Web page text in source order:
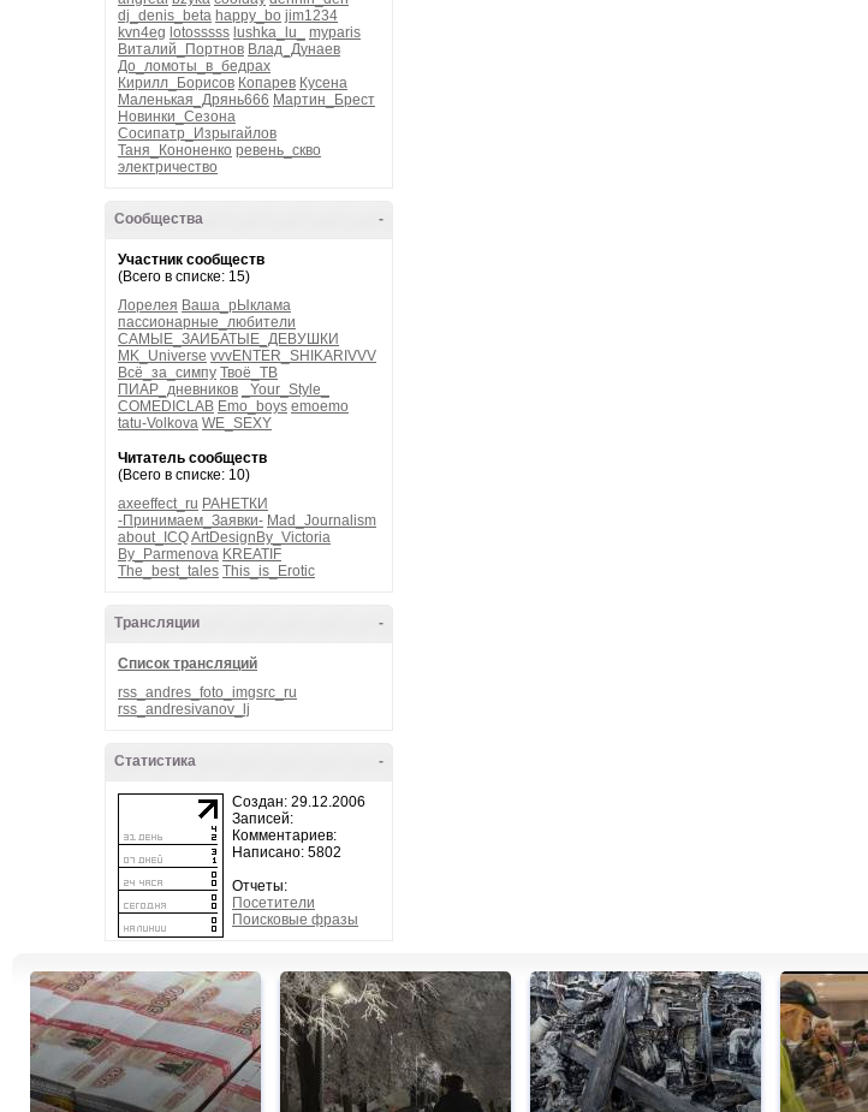
dj_denis_beta happy_bo jim1234
kvn4eg lotosssss lushka_lu_
myparis
Виталий_Портнов Влад_Дунаев
До_ломоты_в_бедрах
Кирилл_Борисов Копарев Кусена
Маленькая_Дрянь666 Мартин_Брест
Новинки_Сезона
Сосипатр_Изрыгайлов
Таня_Кононенко ревень_скво
электричество
-
Сообщества
Участник сообществ
(Всего в списке: 15)
Лорелея Ваша_рЫклама
пассионарные_любители
САМЫЕ_ЗАИБАТЫЕ_ДЕВУШКИ
MK_Universe vvvENTER_SHIKARIVVV
Всё_за_симпу Твоё_ТВ
ПИАР_дневников
_Your_Style_
COMEDICLAB Emo_boys emoemo
tatu-Volkova WE_SEXY
Читатель сообществ
(Всего в списке: 10)
axeeffect_ru РАНЕТКИ
-Принимаем_Заявки- Mad_Journalism
about_ICQArtDesignBy_Victoria
By_Parmenova KREATIF
The_best_tales This_is_Erotic
-
Трансляции
Список трансляций
rss_andres_foto_imgsrc_ru
rss_andresivanov_lj
-
Статистика
Создан: 29.12.2006
Записей:
Комментариев:
Написано: 5802
Отчеты:
Посетители
Поисковые фразы